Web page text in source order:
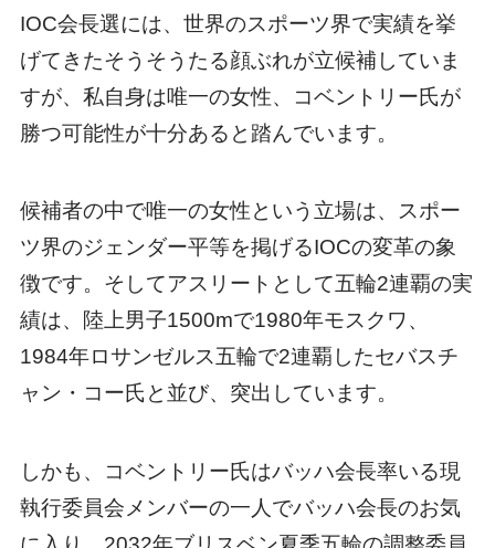
IOC会長選には、世界のスポーツ界で実績を挙
げてきたそうそうたる顔ぶれが立候補していま
すが、私自身は唯一の女性、コベントリー氏が
勝つ可能性が十分あると踏んでいます。
候補者の中で唯一の女性という立場は、スポー
ツ界のジェンダー平等を掲げるIOCの変革の象
徴です。そしてアスリートとして五輪2連覇の実
績は、陸上男子1500mで1980年モスクワ、
1984年ロサンゼルス五輪で2連覇したセバスチ
ャン・コー氏と並び、突出しています。
しかも、コベントリー氏はバッハ会長率いる現
執行委員会メンバーの一人でバッハ会長のお気